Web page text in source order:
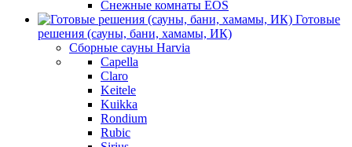
Снежные комнаты EOS
Готовые
решения (сауны, бани, хамамы, ИК)
Сборные сауны Harvia
Capella
Claro
Keitele
Kuikka
Rondium
Rubic